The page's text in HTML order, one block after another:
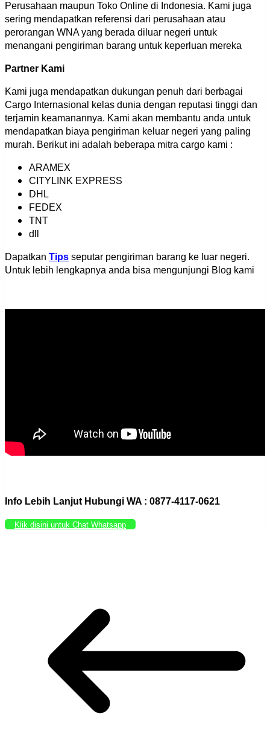
Perusahaan maupun Toko Online di Indonesia. Kami juga
sering mendapatkan referensi dari perusahaan atau
perorangan WNA yang berada diluar negeri untuk
menangani pengiriman barang untuk keperluan mereka
Partner Kami
Kami juga mendapatkan dukungan penuh dari berbagai
Cargo Internasional kelas dunia dengan reputasi tinggi dan
terjamin keamanannya. Kami akan membantu anda untuk
mendapatkan biaya pengiriman keluar negeri yang paling
murah. Berikut ini adalah beberapa mitra cargo kami :
ARAMEX
CITYLINK EXPRESS
DHL
FEDEX
TNT
dll
Dapatkan Tips seputar pengiriman barang ke luar negeri.
Untuk lebih lengkapnya anda bisa mengunjungi Blog kami
Info Lebih Lanjut Hubungi WA : 0877-4117-0621
Klik disini untuk Chat Whatsapp